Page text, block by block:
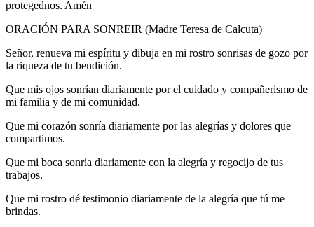
protegednos. Amén
ORACIÓN PARA SONREIR (Madre Teresa de Calcuta)
Señor, renueva mi espíritu y dibuja en mi rostro sonrisas de gozo por
la riqueza de tu bendición.
Que mis ojos sonrían diariamente por el cuidado y compañerismo de
mi familia y de mi comunidad.
Que mi corazón sonría diariamente por las alegrías y dolores que
compartimos.
Que mi boca sonría diariamente con la alegría y regocijo de tus
trabajos.
Que mi rostro dé testimonio diariamente de la alegría que tú me
brindas.